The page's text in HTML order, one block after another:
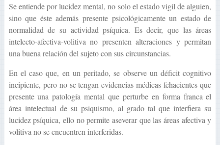
Se entiende por lucidez mental, no solo el estado vigil de alguien,
sino que éste además presente psicológicamente un estado de
normalidad de su actividad psíquica. Es decir, que las áreas
intelecto-afectiva-volitiva no presenten alteraciones y permitan
una buena relación del sujeto con sus circunstancias.
En el caso que, en un peritado, se observe un déficit cognitivo
incipiente, pero no se tengan evidencias médicas fehacientes que
presente una patología mental que perturbe en forma franca el
área intelectual de su psiquismo, al grado tal que interfiera su
lucidez psíquica, ello no permite aseverar que las áreas afectiva y
volitiva no se encuentren interferidas.